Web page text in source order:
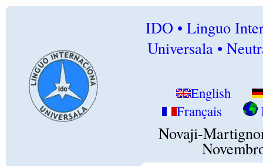
IDO • Linguo
Universala •
English
Français
Novaji-